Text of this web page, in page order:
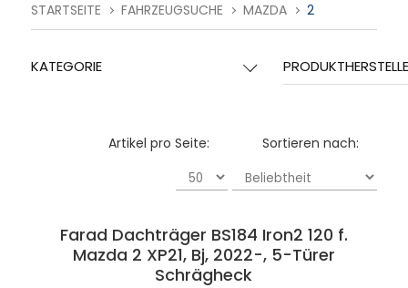
STARTSEITE FAHRZEUGSUCHE MAZDA 2
KATEGORIE
Sortieren nach:
Artikel pro Seite:
Farad Dachträger BS184 Iron2 120 f.
Mazda 2 XP21, Bj, 2022-, 5-Türer
Schrägheck